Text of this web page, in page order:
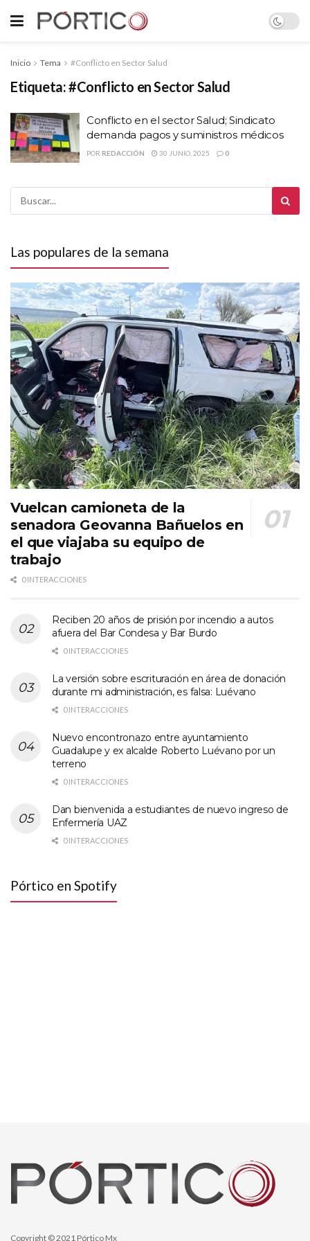
Inicio Tema #Conflicto en Sector Salud
Etiqueta:#Conflicto en Sector Salud
Conflicto en el sector Salud; Sindicato
demanda pagos y suministros médicos
POR REDACCIÓN 30 JUNIO, 2025 0
Las populares de la semana
Vuelcan camioneta de la
senadora Geovanna Bañuelos en
el que viajaba su equipo de
trabajo
0 INTERACCIONES
Reciben 20 años de prisión por incendio a autos
afuera del Bar Condesa y Bar Burdo
0 INTERACCIONES
La versión sobre escrituración en área de donación
durante mi administración, es falsa: Luévano
0 INTERACCIONES
Nuevo encontronazo entre ayuntamiento
Guadalupe y ex alcalde Roberto Luévano por un
terreno
0 INTERACCIONES
Dan bienvenida a estudiantes de nuevo ingreso de
Enfermería UAZ
0 INTERACCIONES
Pórtico en Spotify
Copyright © 2021 Pórtico Mx